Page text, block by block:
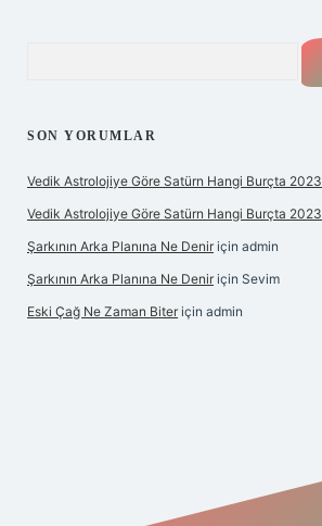
SON YORUMLAR
Vedik Astrolojiye Göre Satürn Hangi Burçta 2023
Vedik Astrolojiye Göre Satürn Hangi Burçta 2023
Şarkının Arka Planına Ne Denir için admin
Şarkının Arka Planına Ne Denir için Sevim
Eski Çağ Ne Zaman Biter için admin